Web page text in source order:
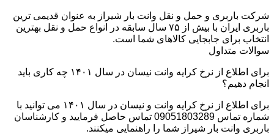
شرکت باربری و حمل و نقل وانت بار شیراز به عنوان قدیمی ترین
باربری ایران با بیش از ۷۵ سال سابقه در انواع حمل و نقل بهترین
انتخاب برای جابجایی کالاهای شما است.
سوالات متداول
برای اطلاع از نرخ کرایه وانت نیسان در سال ۱۴۰۱ چه کاری باید
انجام دهیم؟
برای اطلاع از نرخ کرایه وانت و نیسان در سال ۱۴۰۱ می توانید با
شماره تماس 09051803289 تماس حاصل فرمایید و کارشناسان
باربری وانت بار شیراز شما را راهنمایی میکنند.